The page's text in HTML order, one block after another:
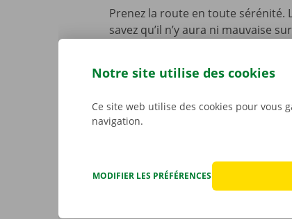
Prenez la route en toute sérénité.
savez qu’il n’y aura ni mauvaise
personnalisés sont notre priorité
dépannage disponible 24 h/24 et
Notre site utilise des cookies
Ce site web utilise des cookies pour
navigation.
MODIFIER LES PRÉFÉRENCES